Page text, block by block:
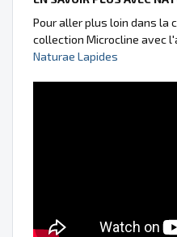
Pour aller plus loin dans la
collection Microcline avec
Naturae Lapides